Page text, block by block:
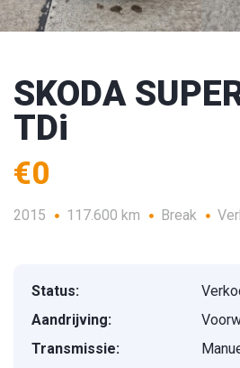
SKODA
TDi
€0
2015 117.600 km Break
Status:
Aandrijving:
Transmissie: